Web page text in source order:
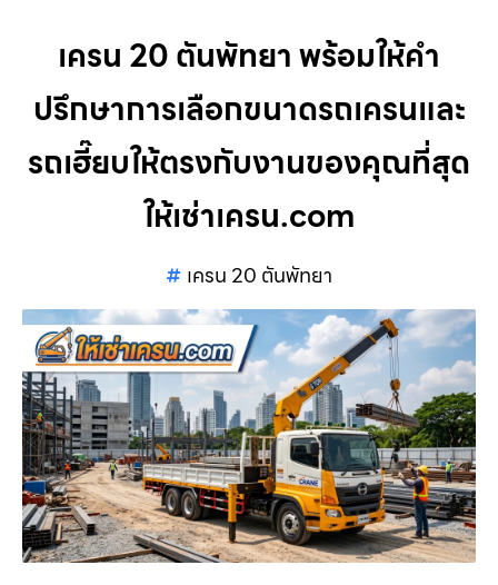
เครน 20 ตันพัทยา พร้อมให้คำ
ปรึกษาการเลือกขนาดรถเครนและ
รถเฮี๊ยบให้ตรงกับงานของคุณที่สุด
ให้เช่าเครน.com
เครน 20 ตันพัทยา